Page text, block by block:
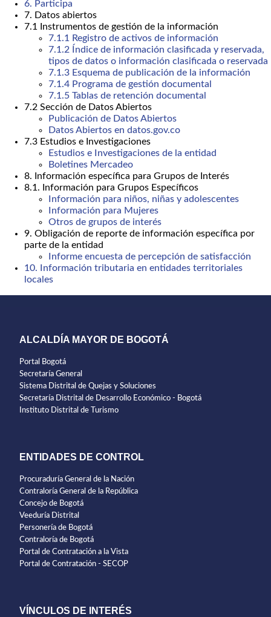
6. Participa
7. Datos abiertos
7.1 Instrumentos de gestión de la información
7.1.1 Registro de activos de información
7.1.2 Índice de información clasificada y reservada,
tipos de datos o información clasificada o reservada
7.1.3 Esquema de publicación de la información
7.1.4 Programa de gestión documental
7.1.5 Tablas de retención documental
7.2 Sección de Datos Abiertos
Publicación de Datos Abiertos
Datos Abiertos en datos.gov.co
7.3 Estudios e Investigaciones
Estudios e Investigaciones de la entidad
Boletines Mercadeo
8. Información específica para Grupos de Interés
8.1. Información para Grupos Específicos
Información para niños, niñas y adolescentes
Información para Mujeres
Otros de grupos de interés
9. Obligación de reporte de información específica por
parte de la entidad
Informe encuesta de percepción de satisfacción
10. Información tributaria en entidades territoriales
locales
ALCALDÍA MAYOR DE BOGOTÁ
Portal Bogotá
Secretaría General
Sistema Distrital de Quejas y Soluciones
Secretaría Distrital de Desarrollo Económico - Bogotá
Instituto Distrital de Turismo
ENTIDADES DE CONTROL
Procuraduría General de la Nación
Contraloría General de la República
Concejo de Bogotá
Veeduría Distrital
Personería de Bogotá
Contraloría de Bogotá
Portal de Contratación a la Vista
Portal de Contratación - SECOP
VÍNCULOS DE INTERÉS